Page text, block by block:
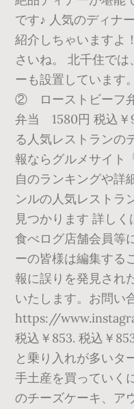
です♪ 人気のディナ
紹介しちゃいますよ
さいね。 北千住で
ーも設置していま
② ローストビーフ
弁当 1580円 税込￥
る人気レストランの
報ならグルメサイト
自のランキングや詳
ンルの人気レストラ
見つかります 詳し
食べログ店舗会員等
ーの皆様は編集する
報に誤りを発見され
いたします。お問い
https://
税込￥853. 税込￥
と乗り入れが多いタ
手土産を買っていく
のチーズケーキ、ア